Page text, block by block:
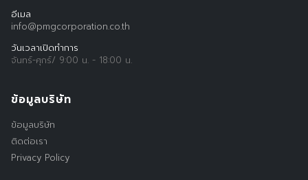
อีเมล
info@pmgcorporation.co.th
วันเวลาเปิดทำการ
จันทร์-ศุกร์/ 9:00 น. - 18:00 น.
ข้อมูลบริษัท
ข้อมูลบริษัท
ติดต่อเรา
Privacy Policy